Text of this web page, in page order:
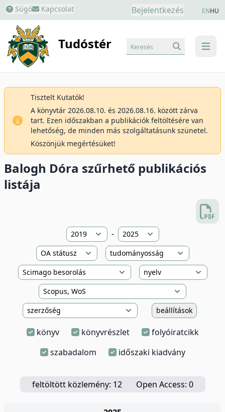
Súgó Kapcsolat Bejelentkezés ENHU
Tudóstér menu
Keresés
Tisztelt Kutatók!
A könyvtár 2026.08.10. és 2026.08.16. között zárva
tart. Ezen időszakban a publikációk feltöltésére van
lehetőség, de minden más szolgáltatásunk szünetel.
Köszönjük megértésüket!
Balogh Dóra szűrhető publikációs
listája
-
beállítások
könyv könyvrészlet
folyóiratcikk
szabadalom
időszaki kiadvány
feltöltött közlemény: 12 Open Access: 0